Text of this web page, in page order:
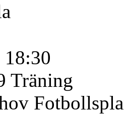
18:30
Träning